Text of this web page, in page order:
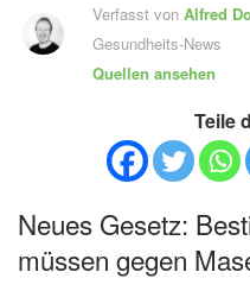
Verfasst vonAlfred
Gesundheits-News
Quellen ansehen
Teile
Neues Gesetz:
müssen gegen